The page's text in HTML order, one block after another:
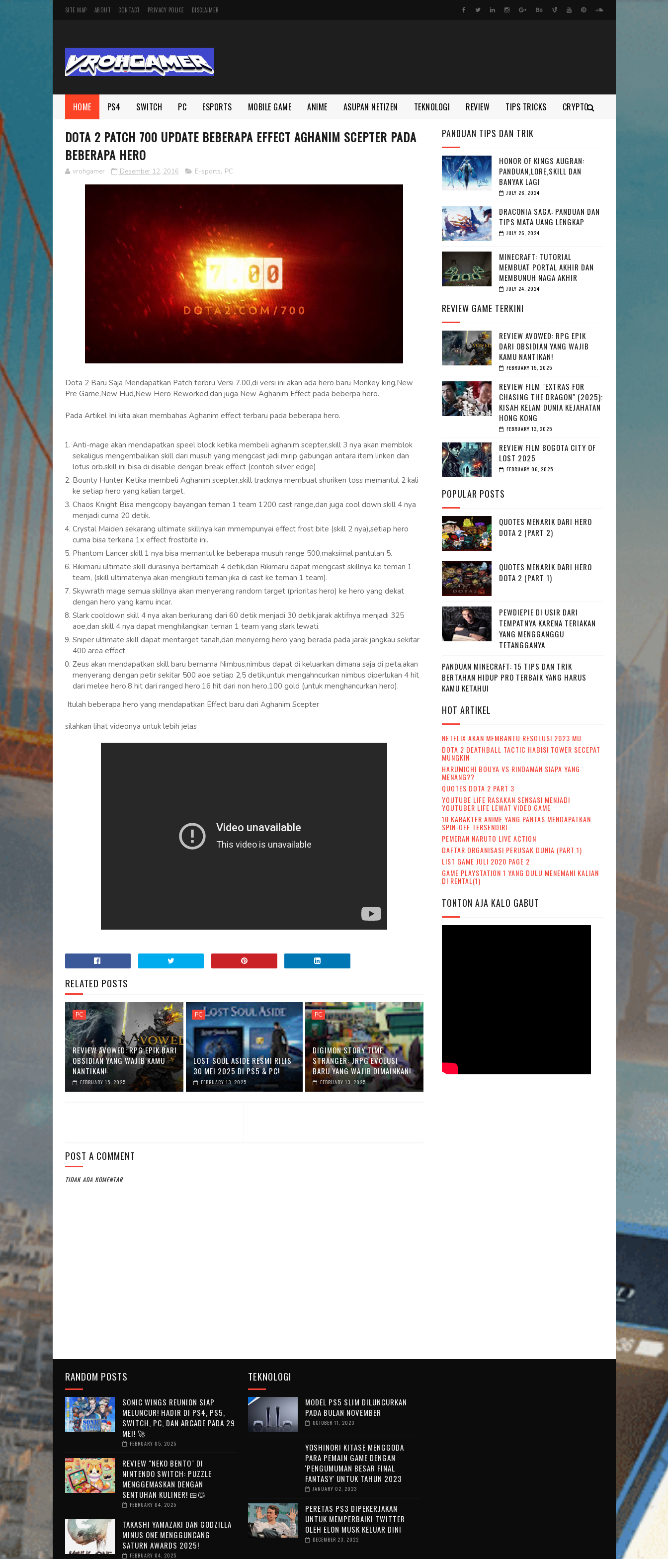
SITE MAP ABOUT CONTACT PRIVACY POLICE DISCLAIMER
HOME PS4 SWITCH PC ESPORTS MOBILE GAME ANIME ASUPAN NETIZEN TEKNOLOGI REVIEW TIPS TRICKS CRYPTO
DOTA 2 PATCH 700 UPDATE BEBERAPA EFFECT AGHANIM SCEPTER PADA
BEBERAPA HERO
vrohgamer Desember 12, 2016 E-sports, PC
Dota 2 Baru Saja Mendapatkan Patch terbru Versi 7.00,di versi ini akan ada hero baru Monkey king,New
Pre Game,New Hud,New Hero Reworked,dan juga New Aghanim Effect pada beberpa hero.
Pada Artikel Ini kita akan membahas Aghanim effect terbaru pada beberapa hero.
Anti-mage akan mendapatkan speel block ketika membeli aghanim scepter,skill 3 nya akan memblok
sekaligus mengembalikan skill dari musuh yang mengcast jadi mirip gabungan antara item linken dan
lotus orb.skill ini bisa di disable dengan break effect (contoh silver edge)
Bounty Hunter Ketika membeli Aghanim scepter,skill tracknya membuat shuriken toss memantul 2 kali
ke setiap hero yang kalian target.
Chaos Knight Bisa mengcopy bayangan teman 1 team 1200 cast range,dan juga cool down skill 4 nya
menjadi cuma 20 detik.
Crystal Maiden sekarang ultimate skillnya kan mmempunyai effect frost bite (skill 2 nya),setiap hero
cuma bisa terkena 1x effect frostbite ini.
Phantom Lancer skill 1 nya bisa memantul ke beberapa musuh range 500,maksimal pantulan 5.
Rikimaru ultimate skill durasinya bertambah 4 detik,dan Rikimaru dapat mengcast skillnya ke teman 1
team, (skill ultimatenya akan mengikuti teman jika di cast ke teman 1 team).
Skywrath mage semua skillnya akan menyerang random target (prioritas hero) ke hero yang dekat
dengan hero yang kamu incar.
Slark cooldown skill 4 nya akan berkurang dari 60 detik menjadi 30 detik,jarak aktifnya menjadi 325
aoe,dan skill 4 nya dapat menghilangkan teman 1 team yang slark lewati.
Sniper ultimate skill dapat mentarget tanah,dan menyerng hero yang berada pada jarak jangkau sekitar
400 area effect
Zeus akan mendapatkan skill baru bernama Nimbus,nimbus dapat di keluarkan dimana saja di peta,akan
menyerang dengan petir sekitar 500 aoe setiap 2,5 detik,untuk mengahncurkan nimbus diperlukan 4 hit
dari melee hero,8 hit dari ranged hero,16 hit dari non hero,100 gold (untuk menghancurkan hero).
Itulah beberapa hero yang mendapatkan Effect baru dari Aghanim Scepter
silahkan lihat videonya untuk lebih jelas
RELATED POSTS
PC
REVIEW AVOWED: RPG EPIK DARI
OBSIDIAN YANG WAJIB KAMU
NANTIKAN!
FEBRUARY 15, 2025
PC
LOST SOUL ASIDE RESMI RILIS
30 MEI 2025 DI PS5 & PC!
FEBRUARY 13, 2025
PC
DIGIMON STORY TIME
STRANGER: JRPG EVOLUSI
BARU YANG WAJIB DIMAINKAN!
FEBRUARY 13, 2025
POST A COMMENT
TIDAK ADA KOMENTAR
PANDUAN TIPS DAN TRIK
HONOR OF KINGS AUGRAN:
PANDUAN,LORE,SKILL DAN
BANYAK LAGI
JULY 26, 2024
DRACONIA SAGA: PANDUAN DAN
TIPS MATA UANG LENGKAP
JULY 26, 2024
MINECRAFT: TUTORIAL
MEMBUAT PORTAL AKHIR DAN
MEMBUNUH NAGA AKHIR
JULY 24, 2024
REVIEW GAME TERKINI
REVIEW AVOWED: RPG EPIK
DARI OBSIDIAN YANG WAJIB
KAMU NANTIKAN!
FEBRUARY 15, 2025
REVIEW FILM "EXTRAS FOR
CHASING THE DRAGON" (2025):
KISAH KELAM DUNIA KEJAHATAN
HONG KONG
FEBRUARY 13, 2025
REVIEW FILM BOGOTA CITY OF
LOST 2025
FEBRUARY 06, 2025
POPULAR POSTS
QUOTES MENARIK DARI HERO
DOTA 2 (PART 2)
QUOTES MENARIK DARI HERO
DOTA 2 (PART 1)
PEWDIEPIE DI USIR DARI
TEMPATNYA KARENA TERIAKAN
YANG MENGGANGGU
TETANGGANYA
PANDUAN MINECRAFT: 15 TIPS DAN TRIK
BERTAHAN HIDUP PRO TERBAIK YANG HARUS
KAMU KETAHUI
HOT ARTIKEL
NETFLIX AKAN MEMBANTU RESOLUSI 2023 MU
DOTA 2 DEATHBALL TACTIC HABISI TOWER SECEPAT
MUNGKIN
HARUMICHI BOUYA VS RINDAMAN SIAPA YANG
MENANG??
QUOTES DOTA 2 PART 3
YOUTUBE LIFE RASAKAN SENSASI MENJADI
YOUTUBER LIFE LEWAT VIDEO GAME
10 KARAKTER ANIME YANG PANTAS MENDAPATKAN
SPIN-OFF TERSENDIRI
PEMERAN NARUTO LIVE ACTION
DAFTAR ORGANISASI PERUSAK DUNIA (PART 1)
LIST GAME JULI 2020 PAGE 2
GAME PLAYSTATION 1 YANG DULU MENEMANI KALIAN
DI RENTAL(1)
TONTON AJA KALO GABUT
RANDOM POSTS
SONIC WINGS REUNION SIAP
MELUNCUR! HADIR DI PS4, PS5,
SWITCH, PC, DAN ARCADE PADA 29
MEI! 🚀
FEBRUARY 05, 2025
REVIEW "NEKO BENTO" DI
NINTENDO SWITCH: PUZZLE
MENGGEMASKAN DENGAN
SENTUHAN KULINER! 🍱🐱
FEBRUARY 04, 2025
TAKASHI YAMAZAKI DAN GODZILLA
MINUS ONE MENGGUNCANG
SATURN AWARDS 2025!
FEBRUARY 04, 2025
TEKNOLOGI
MODEL PS5 SLIM DILUNCURKAN
PADA BULAN NOVEMBER
OCTOBER 11, 2023
YOSHINORI KITASE MENGGODA
PARA PEMAIN GAME DENGAN
'PENGUMUMAN BESAR FINAL
FANTASY' UNTUK TAHUN 2023
JANUARY 02, 2023
PERETAS PS3 DIPEKERJAKAN
UNTUK MEMPERBAIKI TWITTER
OLEH ELON MUSK KELUAR DINI
DECEMBER 23, 2022